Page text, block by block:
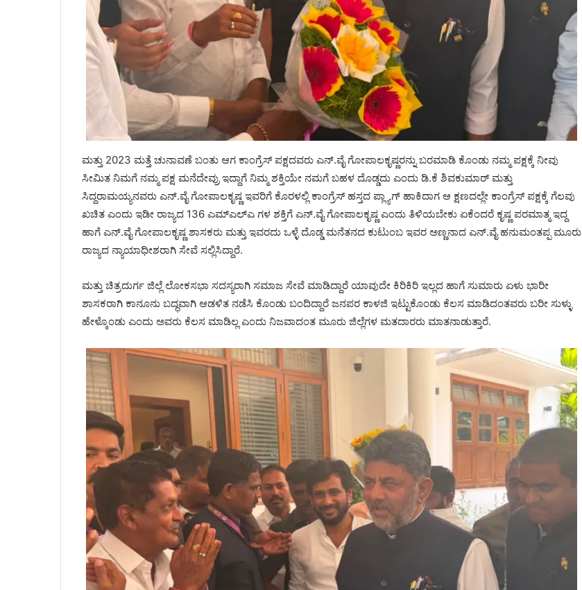
ಮತ್ತು 2023 ಮತ್ತೆ ಚುನಾವಣೆ ಬಂತು ಆಗ ಕಾಂಗ್ರೆಸ್ ಪಕ್ಷದವರು ಎನ್.ವೈ ಗೋಪಾಲಕೃಷ್ಣರನ್ನು ಬರಮಾಡಿ ಕೊಂಡು ನಮ್ಮ ಪಕ್ಷಕ್ಕೆ ನೀವು
ಸೀಮಿತ ನಿಮಗೆ ನಮ್ಮ ಪಕ್ಷ ಮನೆದೇವ್ರು ಇದ್ದಾಗೆ ನಿಮ್ಮ ಶಕ್ತಿಯೇ ನಮಗೆ ಬಹಳ ದೊಡ್ಡದು ಎಂದು ಡಿ.ಕೆ ಶಿವಕುಮಾರ್ ಮತ್ತು
ಸಿದ್ದರಾಮಯ್ಯನವರು ಎನ್.ವೈ ಗೋಪಾಲಕೃಷ್ಣ ಇವರಿಗೆ ಕೊರಳಲ್ಲಿ ಕಾಂಗ್ರೆಸ್ ಹಸ್ತದ ಪ್ಲ್ಯಾಗ್ ಹಾಕಿದಾಗ ಆ ಕ್ಷಣದಲ್ಲೇ ಕಾಂಗ್ರೆಸ್ ಪಕ್ಷಕ್ಕೆ ಗೆಲವು
ಖಚಿತ ಎಂದು ಇಡೀ ರಾಜ್ಯದ 136 ಎಮ್ಎಲ್ಎ ಗಳ ಶಕ್ತಿಗೆ ಎನ್.ವೈ ಗೋಪಾಲಕೃಷ್ಣ ಎಂದು ತಿಳಿಯಬೇಕು ಏಕೆಂದರೆ ಕೃಷ್ಣ ಪರಮಾತ್ಮ ಇದ್ದ
ಹಾಗೆ ಎನ್.ವೈ ಗೋಪಾಲಕೃಷ್ಣ ಶಾಸಕರು ಮತ್ತು ಇವರದು ಒಳ್ಳೆ ದೊಡ್ಡ ಮನೆತನದ ಕುಟುಂಬ ಇವರ ಅಣ್ಣನಾದ ಎನ್.ವೈ ಹನುಮಂತಪ್ಪ ಮೂರು
ರಾಜ್ಯದ ನ್ಯಾಯಾಧೀಶರಾಗಿ ಸೇವೆ ಸಲ್ಲಿಸಿದ್ದಾರೆ.
ಮತ್ತು ಚಿತ್ರದುರ್ಗ ಜಿಲ್ಲೆ ಲೋಕಸಭಾ ಸದಸ್ಯರಾಗಿ ಸಮಾಜ ಸೇವೆ ಮಾಡಿದ್ದಾರೆ ಯಾವುದೇ ಕಿರಿಕಿರಿ ಇಲ್ಲದ ಹಾಗೆ ಸುಮಾರು ಏಳು ಭಾರೀ
ಶಾಸಕರಾಗಿ ಕಾನೂನು ಬದ್ಧವಾಗಿ ಆಡಳಿತ ನಡೆಸಿ ಕೊಂಡು ಬಂದಿದ್ದಾರೆ ಜನಪರ ಕಾಳಜಿ ಇಟ್ಟುಕೊಂಡು ಕೆಲಸ ಮಾಡಿದಂತವರು ಬರೀ ಸುಳ್ಳು
ಹೇಳ್ಕೊಂಡು ಎಂದು ಅವರು ಕೆಲಸ ಮಾಡಿಲ್ಲ ಎಂದು ನಿಜವಾದಂತ ಮೂರು ಜಿಲ್ಲೆಗಳ ಮತದಾರರು ಮಾತನಾಡುತ್ತಾರೆ.